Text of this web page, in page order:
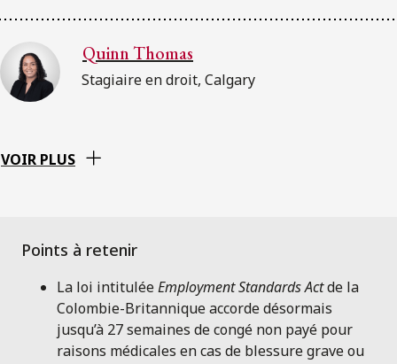
Quinn Thomas
Stagiaire en droit, Calgary
VOIR PLUS
La loi intituléeEmployment Standards Actde la
Colombie-Britannique accorde désormais
jusqu’à 27 semaines de congé non payé pour
raisons médicales en cas de blessure grave ou